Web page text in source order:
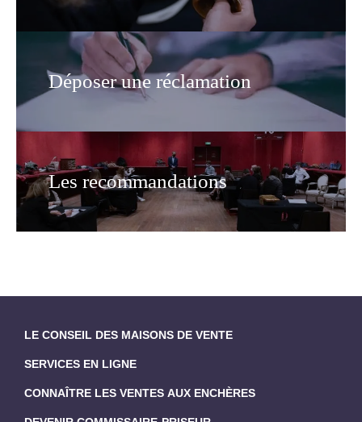
Déposer une réclamation
Les recommandations
LE CONSEIL DES MAISONS DE VENTE
SERVICES EN LIGNE
CONNAÎTRE LES VENTES AUX ENCHÈRES